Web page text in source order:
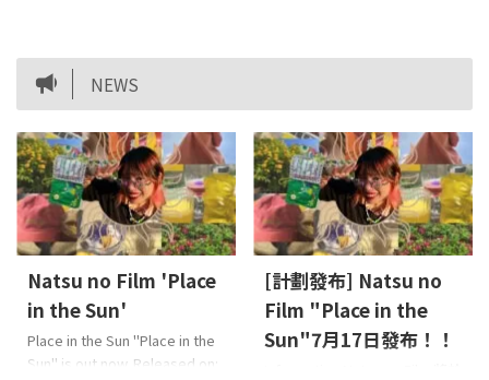
NEWS
Natsu no Film 'Place
in the Sun'
Place in the Sun "Place in the
Sun" is out now. Released on:
[計劃發布] Natsu no
Film "Place in the
Sun"7月17日發布！！